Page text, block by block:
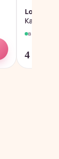
Lotte
в наличии
4 324